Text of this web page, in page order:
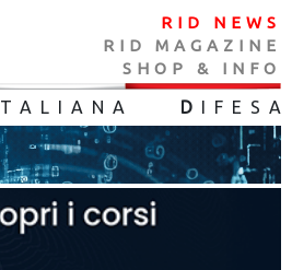
RID NEWS
RID MAGAZINE
SHOP & INFO
TALIANA D IFES A